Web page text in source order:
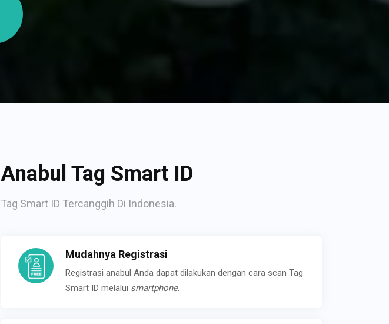
Anabul Tag Smart ID
Tag Smart ID Tercanggih Di Indonesia.
Mudahnya Registrasi
Registrasi anabul Anda dapat dilakukan dengan cara scan Tag
Smart ID melalui smartphone.